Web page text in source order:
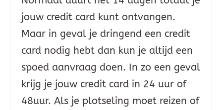
jouw credit card kunt ontvangen.
Maar in geval je dringend een credit
card nodig hebt dan kun je altijd een
spoed aanvraag doen. In zo een geval
krijg je jouw credit card in 24 uur of
48uur. Als je plotseling moet reizen of